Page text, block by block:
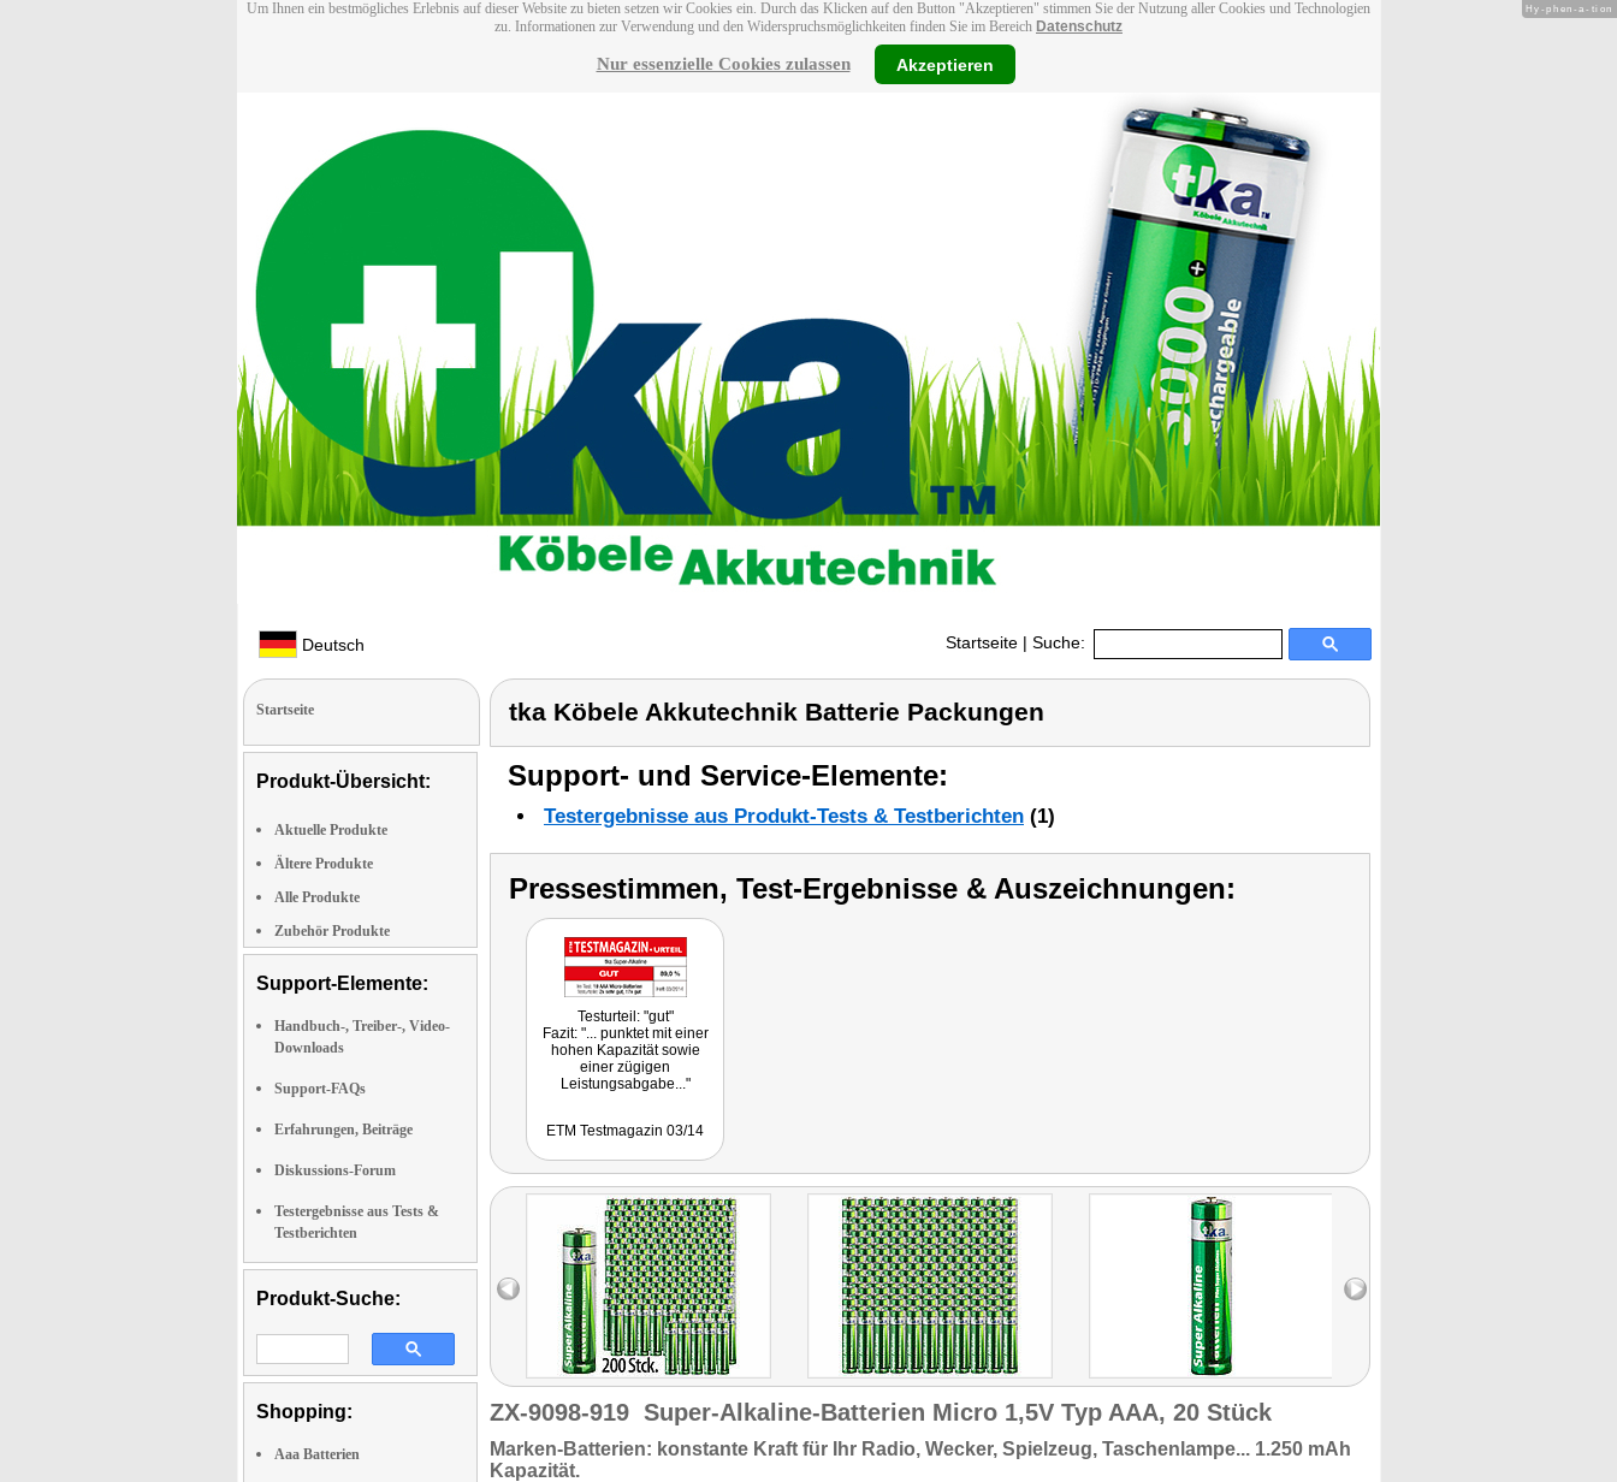
Um Ihnen ein bestmögliches Erlebnis auf dieser Website zu bieten setzen wir Cookies ein. Durch das Klicken auf den Button "Akzeptieren" stimmen Sie der Nutzung aller Cookies und Technologien
zu. Informationen zur Verwendung und den Widerspruchsmöglichkeiten finden Sie im Bereich Datenschutz
Nur essenzielle Cookies zulassen Akzeptieren
Deutsch Startseite | Suche:
Startseite
Produkt-Übersicht:
Aktuelle Produkte
Ältere Produkte
Alle Produkte
Zubehör Produkte
Support-Elemente:
Handbuch-, Treiber-, Video-
Downloads
Support-FAQs
Erfahrungen, Beiträge
Diskussions-Forum
Testergebnisse aus Tests &
Testberichten
Produkt-Suche:
Shopping:
Aaa Batterien
tka Köbele Akkutechnik Batterie Packungen
Support- und Service-Elemente:
Testergebnisse aus Produkt-Tests & Testberichten (1)
Pressestimmen, Test-Ergebnisse & Auszeichnungen:
Testurteil: "gut"
Fazit: "... punktet mit einer
hohen Kapazität sowie
einer zügigen
Leistungsabgabe..."
ETM Testmagazin 03/14
ZX-9098-919 Super-Alkaline-Batterien Micro 1,5V Typ AAA, 20 Stück
Marken-Batterien: konstante Kraft für Ihr Radio, Wecker, Spielzeug, Taschenlampe... 1.250 mAh
Kapazität.
Hy-phen-a-tion